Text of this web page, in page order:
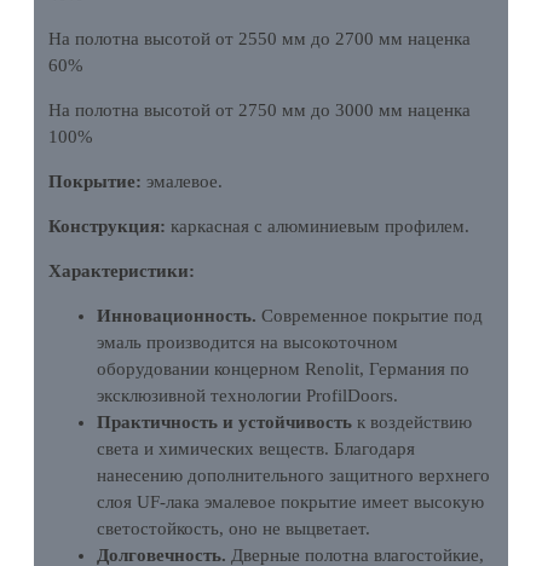
На полотна высотой от 2550 мм до 2700 мм наценка
60%
На полотна высотой от 2750 мм до 3000 мм наценка
100%
Покрытие: эмалевое.
Конструкция: каркасная с алюминиевым профилем.
Характеристики:
Инновационность. Современное покрытие под
эмаль производится на высокоточном
оборудовании концерном Renolit, Германия по
эксклюзивной технологии ProfilDoors.
Практичность и устойчивость к воздействию
света и химических веществ. Благодаря
нанесению дополнительного защитного верхнего
слоя UF-лака эмалевое покрытие имеет высокую
светостойкость, оно не выцветает.
Долговечность. Дверные полотна влагостойкие,